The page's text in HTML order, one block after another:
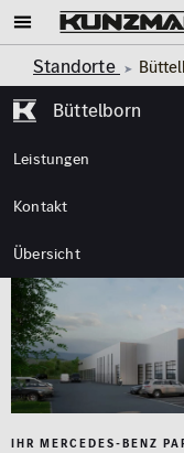
Standorte
Büttelborn
Leistungen
Kontakt
Übersicht
IHR MERCEDES-BENZ